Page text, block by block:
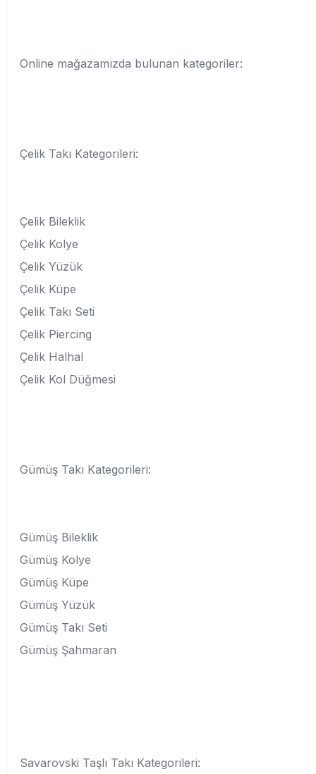
Online mağazamızda bulunan kategoriler:
Çelik Takı Kategorileri:
Çelik Bileklik
Çelik Kolye
Çelik Yüzük
Çelik Küpe
Çelik Takı Seti
Çelik Piercing
Çelik Halhal
Çelik Kol Düğmesi
Gümüş Takı Kategorileri:
Gümüş Bileklik
Gümüş Kolye
Gümüş Küpe
Gümüş Yüzük
Gümüş Takı Seti
Gümüş Şahmaran
Savarovski Taşlı Takı Kategorileri: